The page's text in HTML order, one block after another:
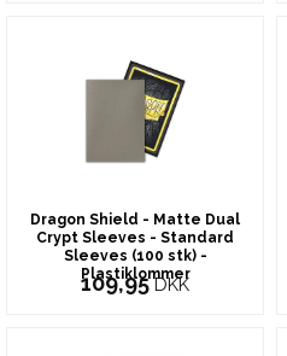
Dragon Shield - Matte Dual
Crypt Sleeves - Standard
Sleeves (100 stk) -
Plastiklommer
109,95DKK